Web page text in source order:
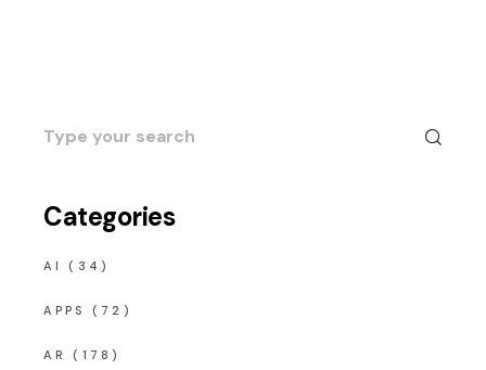
Search
for:
Categories
AI (34)
APPS (72)
AR (178)